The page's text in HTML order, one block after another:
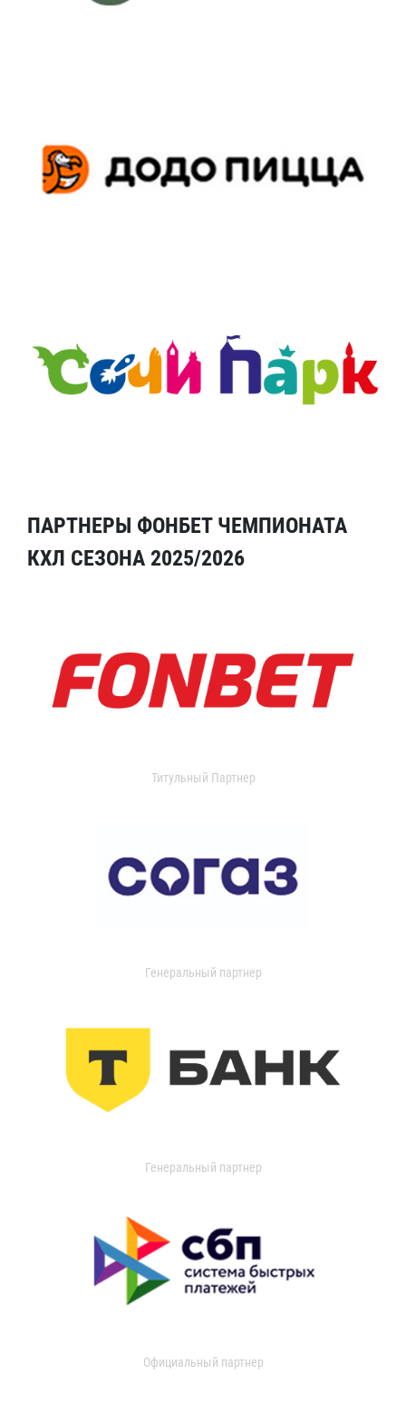
ПАРТНЕРЫ ФОНБЕТ ЧЕМПИОНАТА
КХЛ СЕЗОНА 2025/2026
Титульный Партнер
Генеральный партнер
Генеральный партнер
Официальный партнер